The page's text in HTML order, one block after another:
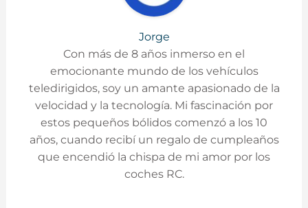
Jorge
Con más de 8 años inmerso en el
emocionante mundo de los vehículos
teledirigidos, soy un amante apasionado de la
velocidad y la tecnología. Mi fascinación por
estos pequeños bólidos comenzó a los 10
años, cuando recibí un regalo de cumpleaños
que encendió la chispa de mi amor por los
coches RC.